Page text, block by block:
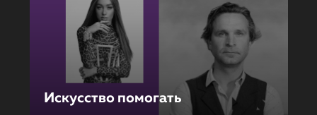
Искусство помогать